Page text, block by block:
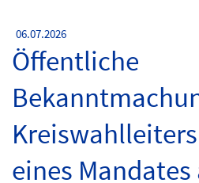
06.07.2026
Öffentliche
eines